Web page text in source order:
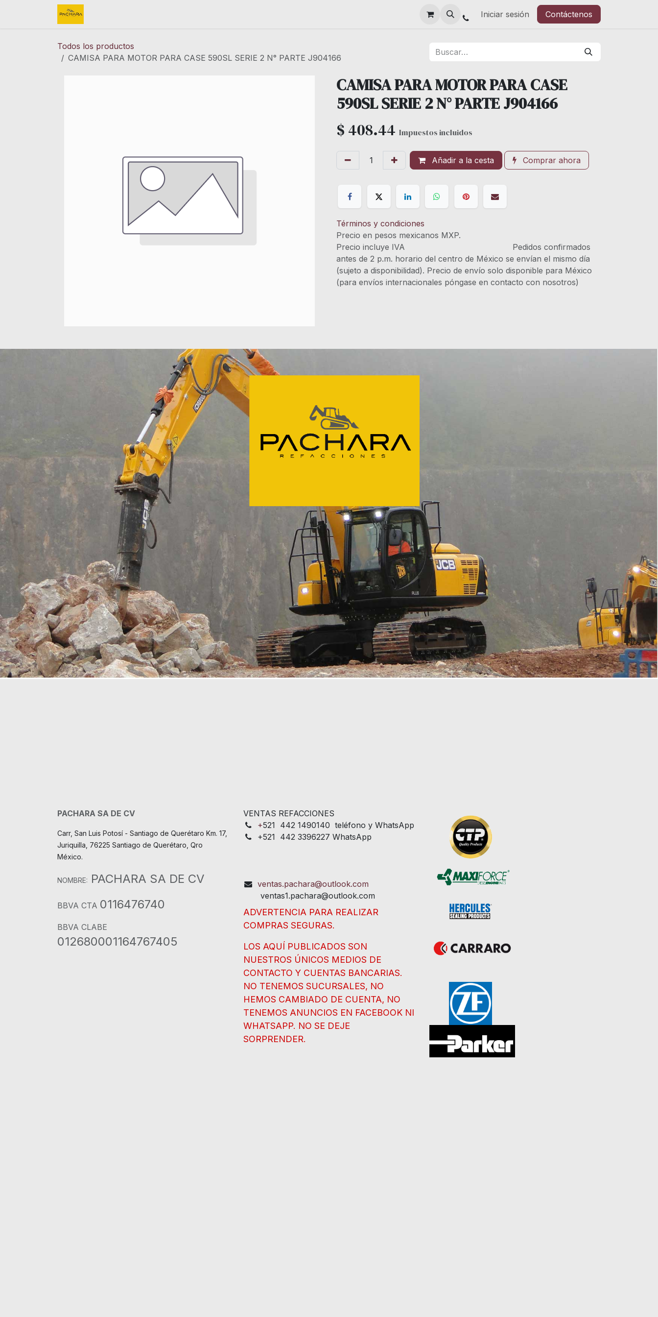
Iniciar sesión Contáctenos
Todos los productos
CAMISA PARA MOTOR PARA CASE 590SL SERIE 2 N° PARTE J904166
CAMISA PARA MOTOR PARA CASE
590SL SERIE 2 N° PARTE J904166
$ 408.44 Impuestos incluidos
Añadir a la cesta Comprar ahora
Términos y condiciones
Precio en pesos mexicanos MXP.
Precio incluye IVA Pedidos confirmados
antes de 2 p.m. horario del centro de México se envían el mismo día
(sujeto a disponibilidad). Precio de envío solo disponible para México
(para envíos internacionales póngase en contacto con nosotros)
PACHARA SA DE CV
Carr, San Luis Potosí - Santiago de Querétaro Km. 17,
Juriquilla, 76225 Santiago de Querétaro, Qro
México.
NOMBRE: PACHARA SA DE CV
BBVA CTA 0116476740
BBVA CLABE
012680001164767405
VENTAS REFACCIONES
+521 442 1490140 teléfono y WhatsApp
+521 442 3396227 WhatsApp
ventas.pachara@outlook.com
ventas1.pachara@outlook.com
ADVERTENCIA PARA REALIZAR
COMPRAS SEGURAS.
LOS AQUÍ PUBLICADOS SON
NUESTROS ÚNICOS MEDIOS DE
CONTACTO Y CUENTAS BANCARIAS.
NO TENEMOS SUCURSALES, NO
HEMOS CAMBIADO DE CUENTA, NO
TENEMOS ANUNCIOS EN FACEBOOK NI
WHATSAPP. NO SE DEJE
SORPRENDER.